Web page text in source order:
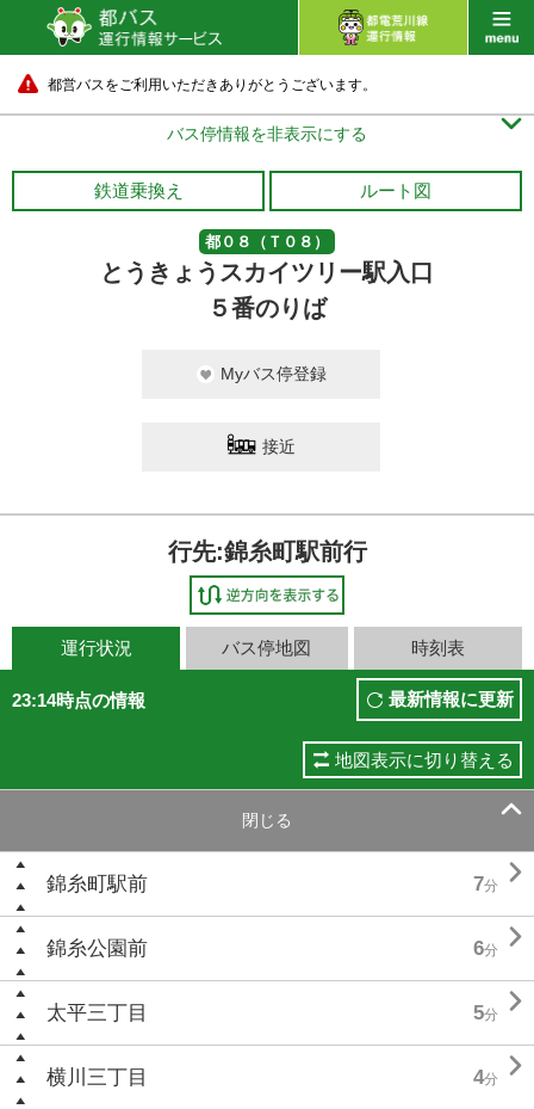
都営バスをご利用いただきありがとうございます。
バス停情報を非表示にする 
鉄道乗換え ルート図
都０８（Ｔ０８）
とうきょうスカイツリー駅入口
５番のりば
Myバス停登録
接近
行先:錦糸町駅前行
運行状況 バス停地図 時刻表
23:14時点の情報 最新情報に更新
地図表示に切り替える
閉じる 
錦糸町駅前 7分 
錦糸公園前 6分 
太平三丁目 5分 
横川三丁目 4分 